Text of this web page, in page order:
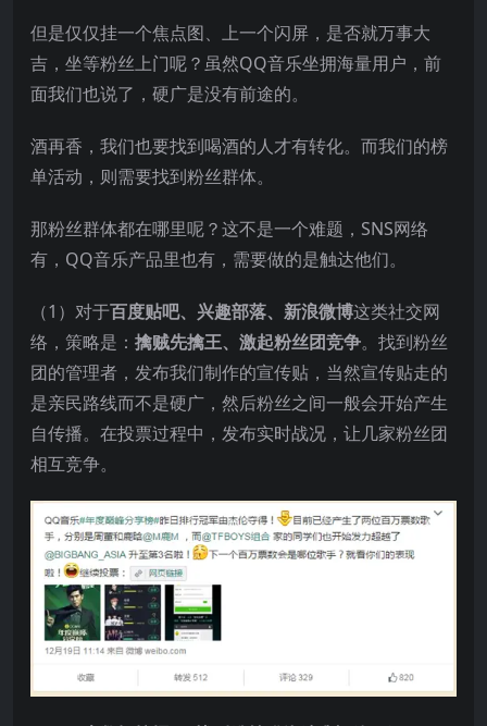
但是仅仅挂一个焦点图、上一个闪屏，是否就万事大
吉，坐等粉丝上门呢？虽然QQ音乐坐拥海量用户，前
面我们也说了，硬广是没有前途的。
酒再香，我们也要找到喝酒的人才有转化。而我们的榜
单活动，则需要找到粉丝群体。
那粉丝群体都在哪里呢？这不是一个难题，SNS网络
有，QQ音乐产品里也有，需要做的是触达他们。
（1）对于百度贴吧、兴趣部落、新浪微博这类社交网
络，策略是： 擒贼先擒王、激起粉丝团竞争。找到粉丝
团的管理者，发布我们制作的宣传贴，当然宣传贴走的
是亲民路线而不是硬广，然后粉丝之间一般会开始产生
自传播。在投票过程中，发布实时战况，让几家粉丝团
相互竞争。